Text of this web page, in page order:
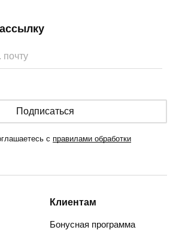
Подписаться
с правилами обработки
Клиентам
Бонусная программа